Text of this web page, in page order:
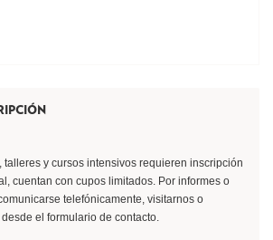
talleres y cursos intensivos requieren inscripción
cuentan con cupos limitados. Por informes o
telefónicamente, visitarnos o
el formulario de contacto.